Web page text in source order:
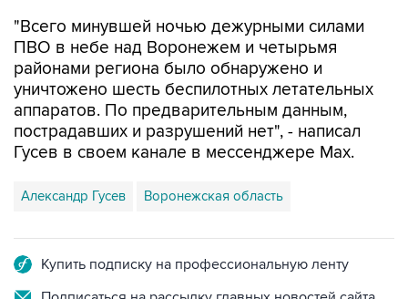
"Всего минувшей ночью дежурными силами
ПВО в небе над Воронежем и четырьмя
районами региона было обнаружено и
уничтожено шесть беспилотных летательных
аппаратов. По предварительным данным,
пострадавших и разрушений нет", - написал
Гусев в своем канале в мессенджере Max.
Александр Гусев Воронежская область
Купить подписку на профессиональную ленту